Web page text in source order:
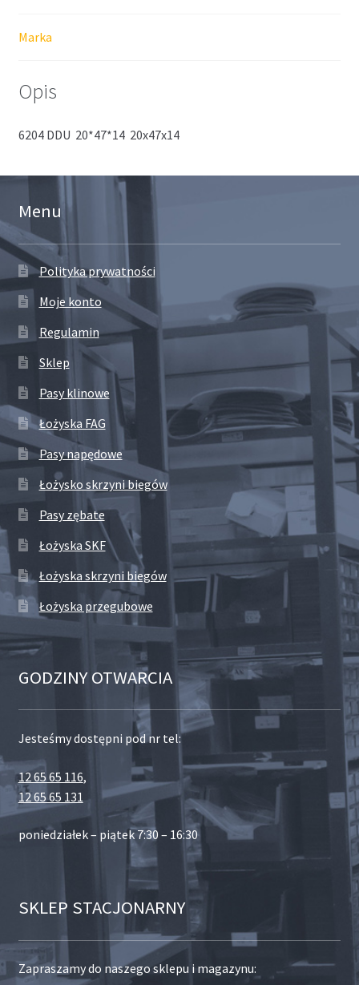
Marka
Opis
6204 DDU 20*47*14 20x47x14
Menu
Polityka prywatności
Moje konto
Regulamin
Sklep
Pasy klinowe
Łożyska FAG
Pasy napędowe
Łożysko skrzyni biegów
Pasy zębate
Łożyska SKF
Łożyska skrzyni biegów
Łożyska przegubowe
GODZINY OTWARCIA
Jesteśmy dostępni pod nr tel:
12 65 65 116,
12 65 65 131
poniedziałek – piątek 7:30 – 16:30
SKLEP STACJONARNY
Zapraszamy do naszego sklepu i magazynu: